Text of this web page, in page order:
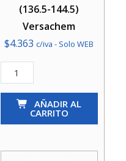
(136.5-144.5)
Versachem
$4.363 c/iva - Solo WEB
Abrazadera
Reforzada
T522
Versachem
AÑADIR AL
CARRITO